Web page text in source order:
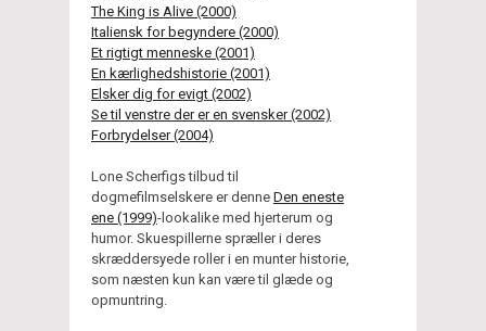
The King is Alive (2000)
Italiensk for begyndere (2000)
Et rigtigt menneske (2001)
En kærlighedshistorie (2001)
Elsker dig for evigt (2002)
Se til venstre der er en svensker (2002)
Forbrydelser (2004)
Lone Scherfigs tilbud til
dogmefilmselskere er denne Den eneste
ene (1999)-lookalike med hjerterum og
humor. Skuespillerne spræller i deres
skræddersyede roller i en munter historie,
som næsten kun kan være til glæde og
opmuntring.